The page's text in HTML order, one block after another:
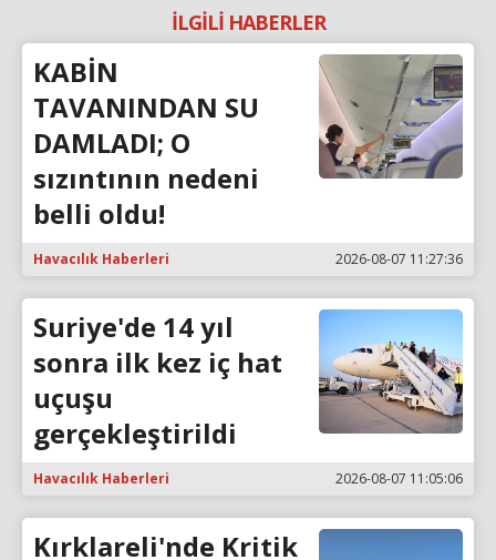
İLGİLİ HABERLER
KABİN
TAVANINDAN SU
DAMLADI; O
sızıntının nedeni
belli oldu!
Havacılık Haberleri 2026-08-07 11:27:36
Suriye'de 14 yıl
sonra ilk kez iç hat
uçuşu
gerçekleştirildi
Havacılık Haberleri 2026-08-07 11:05:06
Kırklareli'nde Kritik